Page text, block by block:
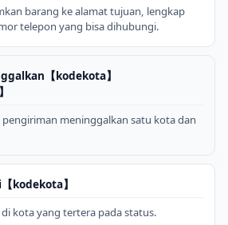
barang ke alamat tujuan, lengkap
telepon yang bisa dihubungi.
【kodekota】
meninggalkan satu kota dan
kodekota】
kota yang tertera pada status.